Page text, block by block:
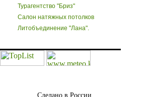
Турагентство "Бриз"
Салон натяжных потолков
Литобъединение "Лана".
Сделано в России.